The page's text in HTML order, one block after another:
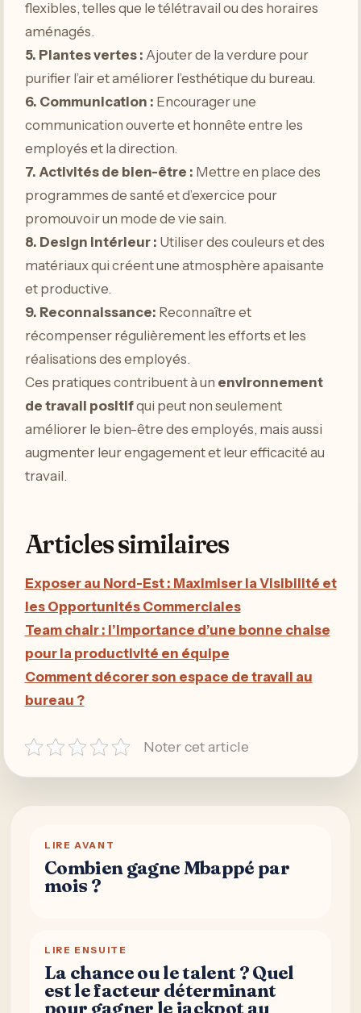
flexibles, telles que le télétravail ou des horaires
aménagés.
5. Plantes vertes: Ajouter de la verdure pour
purifier l’air et améliorer l’esthétique du bureau.
6. Communication : Encourager une
communication ouverte et honnête entre les
employés et la direction.
7. Activités de bien-être : Mettre en place des
programmes de santé et d’exercice pour
promouvoir un mode de vie sain.
8. Design intérieur: Utiliser des couleurs et des
matériaux qui créent une atmosphère apaisante
et productive.
9. Reconnaissance: Reconnaître et
récompenser régulièrement les efforts et les
réalisations des employés.
Ces pratiques contribuent à un environnement
de travail positifqui peut non seulement
améliorer le bien-être des employés, mais aussi
augmenter leur engagement et leur efficacité au
travail.
Articles similaires
Exposer au Nord-Est : Maximiser la Visibilité et
les Opportunités Commerciales
Team chair : l’importance d’une bonne chaise
pour la productivité en équipe
Comment décorer son espace de travail au
bureau ?
Noter cet article
LIRE AVANT
Combien gagne Mbappé par
mois ?
LIRE ENSUITE
La chance ou le talent ? Quel
est le facteur déterminant
pour gagner le jackpot au